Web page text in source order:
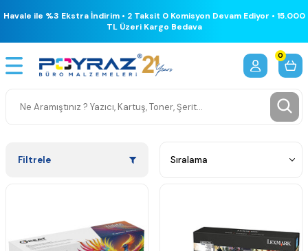
Havale ile %3 Ekstra İndirim • 2 Taksit 0 Komisyon Devam Ediyor • 15.000
TL Üzeri Kargo Bedava
0
Filtrele